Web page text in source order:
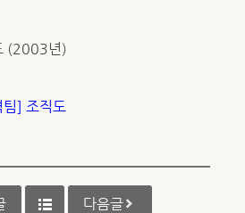
(2003년)
] 조직도
다음글